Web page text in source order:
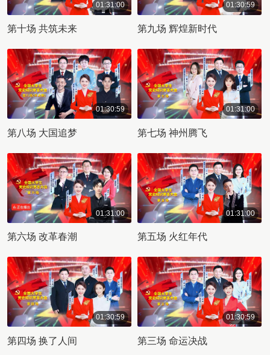
01:31:00
第十场 共筑未来
01:30:59
第九场 辉煌新时代
01:30:59
第八场 大国追梦
01:31:00
第七场 神州腾飞
01:31:00
第六场 改革春潮
01:31:00
第五场 火红年代
01:30:59
第四场 换了人间
01:30:59
第三场 命运决战